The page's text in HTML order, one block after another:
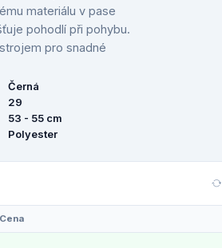
materiálu v pase
pohodlí při pohybu.
pro snadné
Černá
29
53 - 55 cm
Polyester
Cena